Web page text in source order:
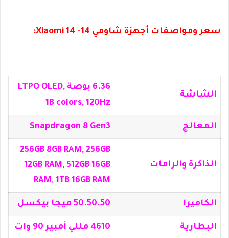
سعر ومواصفات أجهزة شاومي 14- Xiaomi 14:
الشاشة
6.36 بوصة LTPO OLED,
1B colors, 120Hz
المعالج Snapdragon 8 Gen3
الذاكرة والرامات
256GB 8GB RAM, 256GB
12GB RAM, 512GB 16GB
RAM, 1TB 16GB RAM
الكاميرا 50.50.50 ميجا بيكسل
البطارية 4610 مللي أمبير 90 وات